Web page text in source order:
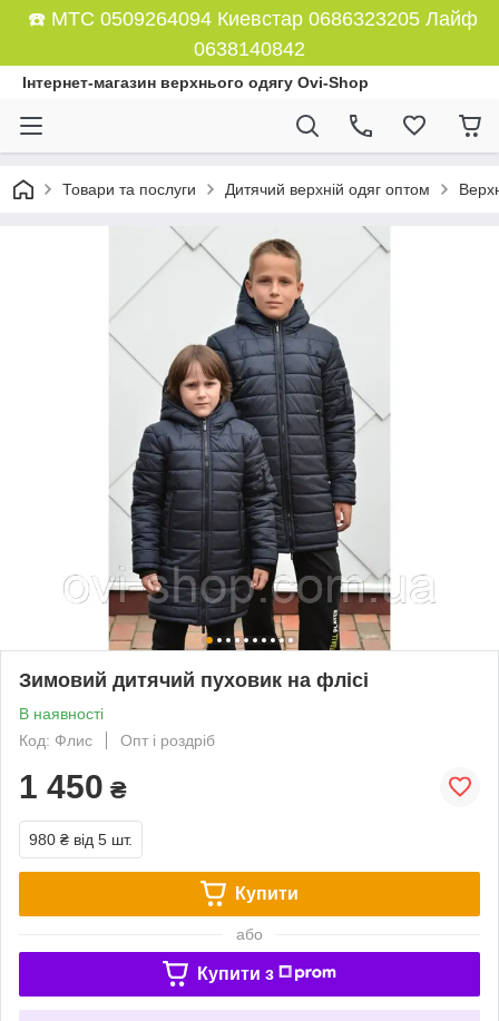
☎️ МТС 0509264094 Киевстар 0686323205 Лайф
0638140842
Інтернет-магазин верхнього одягу Ovi-Shop
Товари та послуги Дитячий верхній одяг оптом
Зимовий дитячий пуховик на флісі
В наявності
Код: Флис
Опт і роздріб
1 450 ₴
980 ₴ від 5 шт.
Купити
або
Купити з